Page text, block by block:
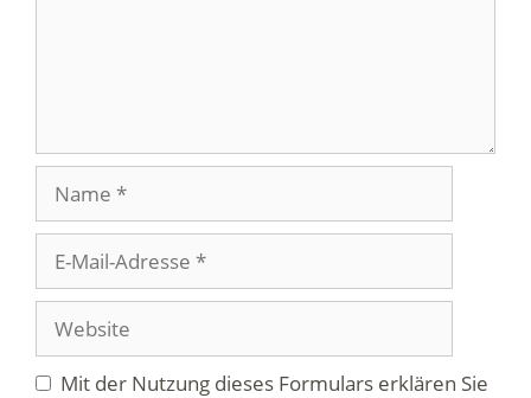
Mail-
Adresse
Website
Mit der Nutzung dieses Formulars erklären Sie